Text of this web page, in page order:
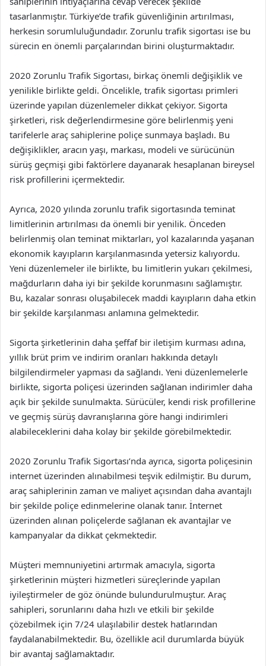
tasarlanmıştır. Türkiye’de trafik güvenliğinin artırılması,
herkesin sorumluluğundadır. Zorunlu trafik sigortası ise bu
sürecin en önemli parçalarından birini oluşturmaktadır.
2020 Zorunlu Trafik Sigortası, birkaç önemli değişiklik ve
yenilikle birlikte geldi. Öncelikle, trafik sigortası primleri
üzerinde yapılan düzenlemeler dikkat çekiyor. Sigorta
şirketleri, risk değerlendirmesine göre belirlenmiş yeni
tarifelerle araç sahiplerine poliçe sunmaya başladı. Bu
değişiklikler, aracın yaşı, markası, modeli ve sürücünün
sürüş geçmişi gibi faktörlere dayanarak hesaplanan bireysel
risk profillerini içermektedir.
Ayrıca, 2020 yılında zorunlu trafik sigortasında teminat
limitlerinin artırılması da önemli bir yenilik. Önceden
belirlenmiş olan teminat miktarları, yol kazalarında yaşanan
ekonomik kayıpların karşılanmasında yetersiz kalıyordu.
Yeni düzenlemeler ile birlikte, bu limitlerin yukarı çekilmesi,
mağdurların daha iyi bir şekilde korunmasını sağlamıştır.
Bu, kazalar sonrası oluşabilecek maddi kayıpların daha etkin
bir şekilde karşılanması anlamına gelmektedir.
Sigorta şirketlerinin daha şeffaf bir iletişim kurması adına,
yıllık brüt prim ve indirim oranları hakkında detaylı
bilgilendirmeler yapması da sağlandı. Yeni düzenlemelerle
birlikte, sigorta poliçesi üzerinden sağlanan indirimler daha
açık bir şekilde sunulmakta. Sürücüler, kendi risk profillerine
ve geçmiş sürüş davranışlarına göre hangi indirimleri
alabileceklerini daha kolay bir şekilde görebilmektedir.
2020 Zorunlu Trafik Sigortası’nda ayrıca, sigorta poliçesinin
internet üzerinden alınabilmesi teşvik edilmiştir. Bu durum,
araç sahiplerinin zaman ve maliyet açısından daha avantajlı
bir şekilde poliçe edinmelerine olanak tanır. İnternet
üzerinden alınan poliçelerde sağlanan ek avantajlar ve
kampanyalar da dikkat çekmektedir.
Müşteri memnuniyetini artırmak amacıyla, sigorta
şirketlerinin müşteri hizmetleri süreçlerinde yapılan
iyileştirmeler de göz önünde bulundurulmuştur. Araç
sahipleri, sorunlarını daha hızlı ve etkili bir şekilde
çözebilmek için 7/24 ulaşılabilir destek hatlarından
faydalanabilmektedir. Bu, özellikle acil durumlarda büyük
bir avantaj sağlamaktadır.